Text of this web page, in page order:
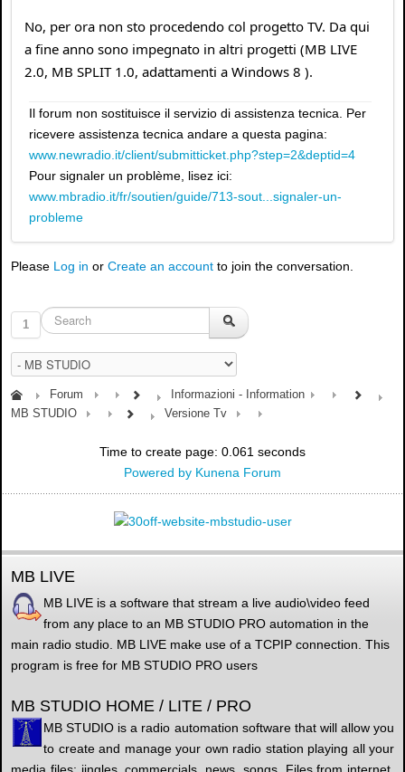
No, per ora non sto procedendo col progetto TV. Da qui
a fine anno sono impegnato in altri progetti (MB LIVE
2.0, MB SPLIT 1.0, adattamenti a Windows 8 ).
Il forum non sostituisce il servizio di assistenza tecnica. Per
ricevere assistenza tecnica andare a questa pagina:
www.newradio.it/client/submitticket.php?step=2&deptid=4
Pour signaler un problème, lisez ici:
www.mbradio.it/fr/soutien/guide/713-sout...signaler-un-
probleme
Please Log in or Create an account to join the conversation.
1
Forum
Informazioni - Information
MB STUDIO
Versione Tv
Time to create page: 0.061 seconds
Powered by Kunena Forum
MB LIVE
MB LIVE is a software that stream a live audio\video feed
from any place to an MB STUDIO PRO automation in the
main radio studio. MB LIVE make use of a TCPIP connection. This
program is free for MB STUDIO PRO users
MB STUDIO HOME / LITE / PRO
MB STUDIO is a radio automation software that will allow you
to create and manage your own radio station playing all your